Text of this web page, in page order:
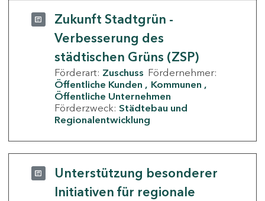
Zukunft Stadtgrün -
Verbesserung des
städtischen Grüns (ZSP)
Förderart: Zuschuss Fördernehmer:
Öffentliche Kunden
Kommunen
Öffentliche Unternehmen
Förderzweck: Städtebau und
Regionalentwicklung
Unterstützung besonderer
Initiativen für regionale